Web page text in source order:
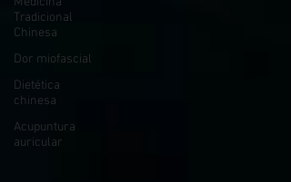
Tradicional
Chinesa
Dor miofascial
Dietética
chinesa
Acupuntura
auricular